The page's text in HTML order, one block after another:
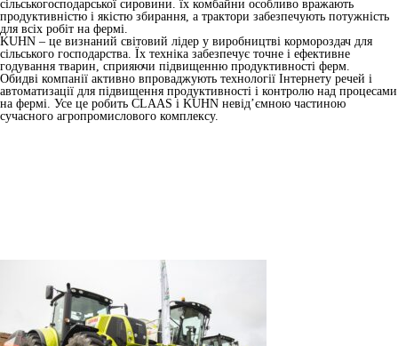
сільськогосподарської сировини. їх комбайни особливо вражають
продуктивністю і якістю збирання, а трактори забезпечують потужність
для всіх робіт на фермі.
KUHN – це визнаний світовий лідер у виробництві кормороздач для
сільського господарства. Їх техніка забезпечує точне і ефективне
годування тварин, сприяючи підвищенню продуктивності ферм.
Обидві компанії активно впроваджують технології Інтернету речей і
автоматизації для підвищення продуктивності і контролю над процесами
на фермі. Усе це робить CLAAS і KUHN невід’ємною частиною
сучасного агропромислового комплексу.